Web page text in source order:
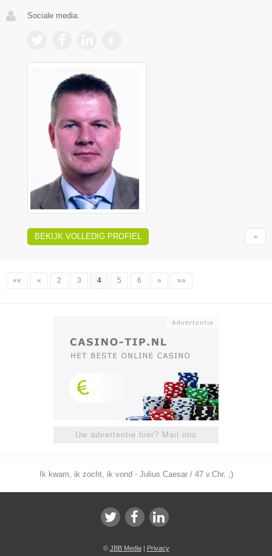
Sociale media:
BEKIJK VOLLEDIG PROFIEL
«« « 2 3 4 5 6 » »»
Uw advertentie hier? Mail ons
Ik kwam, ik zocht, ik vond - Julius Caesar / 47 v.Chr. ;)
© JBB Media| Privacy